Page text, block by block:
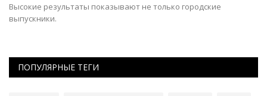
Высокие результаты показывают не только городские
выпускники.
ПОПУЛЯРНЫЕ ТЕГИ